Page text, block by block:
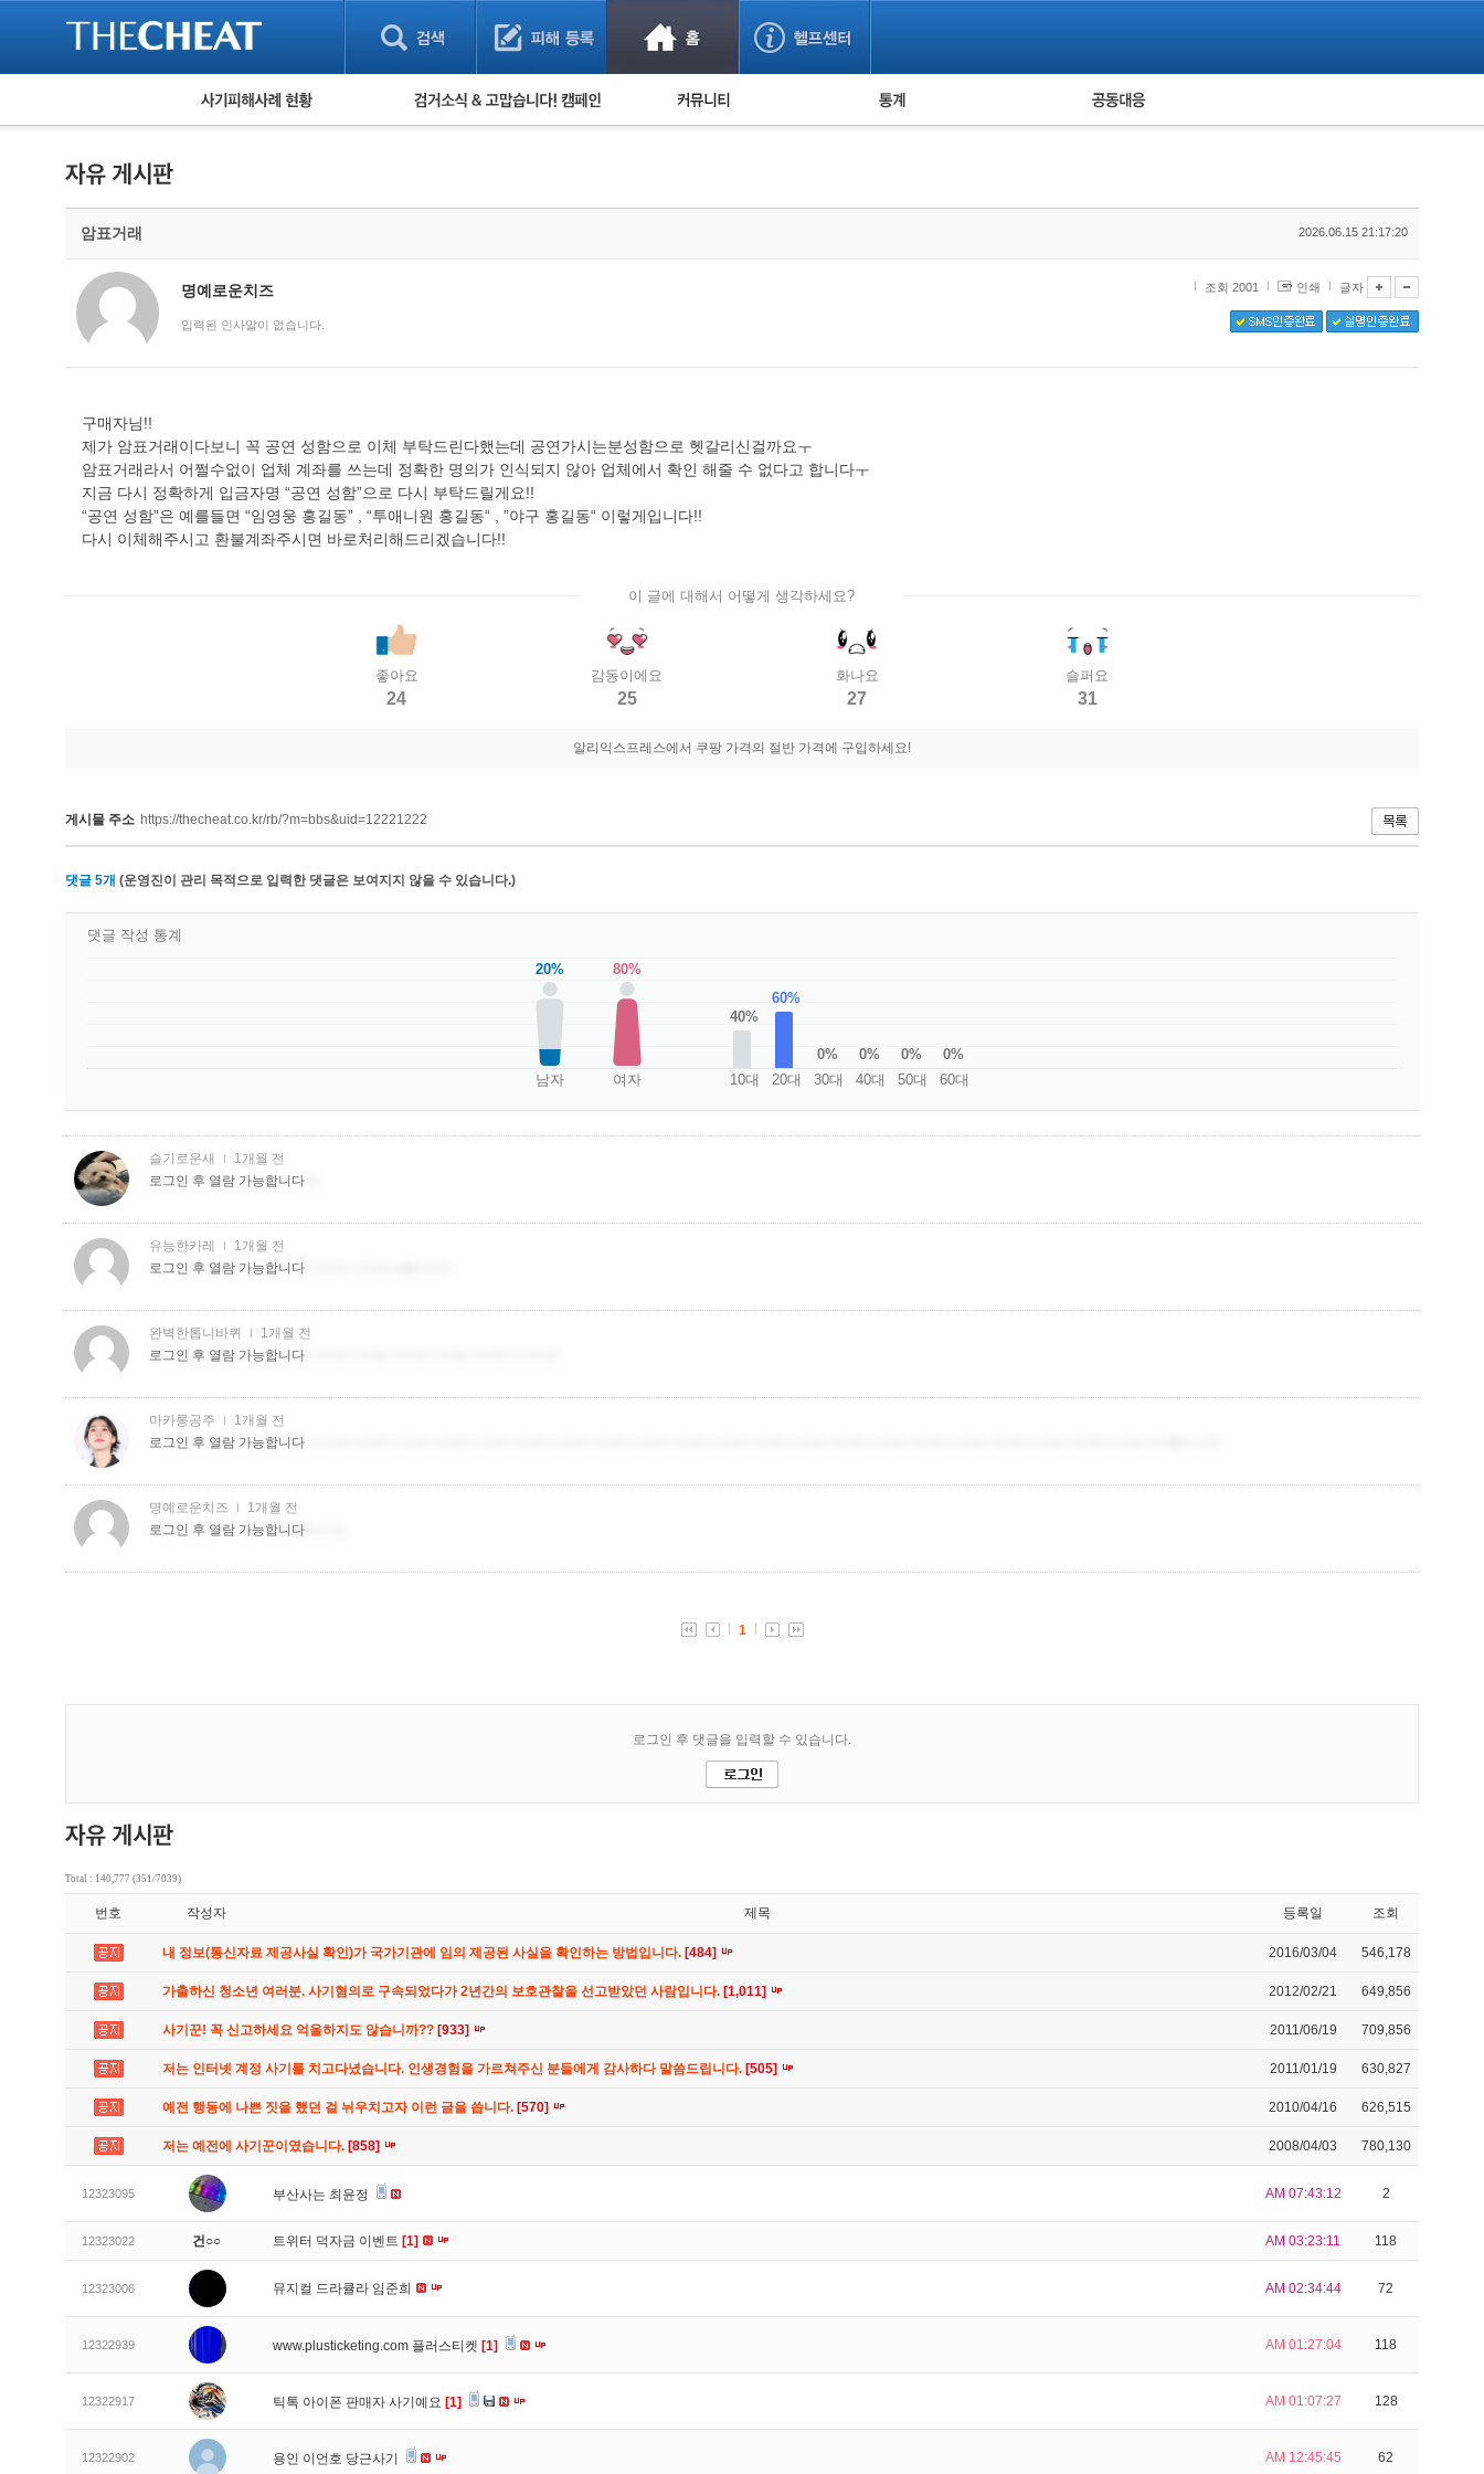
피해사례 현황
유해사이트 목록
비공개 피해사례
검거 소식 사기 예방했어요! 누적 피해사례 통계 피해자 공동대응
암표거래 2026.06.15 21:17:20
명예로운치즈
입력된 인사말이 없습니다.
조회 2001 인쇄 글자
구매자님!!
제가 암표거래이다보니 꼭 공연 성함으로 이체 부탁드린다했는데 공연가시는분성함으로 헷갈리신걸까요ㅜ
암표거래라서 어쩔수없이 업체 계좌를 쓰는데 정확한 명의가 인식되지 않아 업체에서 확인 해줄 수 없다고 합니다ㅜ
지금 다시 정확하게 입금자명 “공연 성함”으로 다시 부탁드릴게요!!
“공연 성함”은 예를들면 “임영웅 홍길동” , “투애니원 홍길동“ , ”야구 홍길동“ 이렇게입니다!!
다시 이체해주시고 환불계좌주시면 바로처리해드리겠습니다!!
이 글에 대해서 어떻게 생각하세요?
좋아요
24
감동이에요
25
화나요
27
슬퍼요
31
알리익스프레스에서 쿠팡 가격의 절반 가격에 구입하세요!
게시물 주소 https://thecheat.co.kr/rb/?m=bbs&uid=12221222
댓글 5개 (운영진이 관리 목적으로 입력한 댓글은 보여지지 않을 수 있습니다.)
20%
남자
80%
여자
40%
10대
60%
20대
0%
30대
0%
40대
0%
50대
0%
60대
댓글 작성 통계
Total : 140,777 (351/7039)
번호 작성자 제목 등록일 조회
내 정보(통신자료 제공사실 확인)가 국가기관에 임의 제공된 사실을 확인하는 방법입니다. [484] 2016/03/04 546,178
가출하신 청소년 여러분. 사기혐의로 구속되었다가 2년간의 보호관찰을 선고받았던 사람입니다. [1,011] 2012/02/21 649,856
사기꾼! 꼭 신고하세요 억울하지도 않습니까?? [933] 2011/06/19 709,856
저는 인터넷 계정 사기를 치고다녔습니다. 인생경험을 가르쳐주신 분들에게 감사하다 말씀드립니다. [505] 2011/01/19 630,827
예전 행동에 나쁜 짓을 했던 걸 뉘우치고자 이런 글을 씁니다. [570] 2010/04/16 626,515
저는 예전에 사기꾼이였습니다. [858] 2008/04/03 780,130
12323095 부산사는 최윤정 AM 07:43:12 2
12323022 건○○ 트위터 덕자금 이벤트 [1] AM 03:23:11 118
12323006 뮤지컬 드라큘라 임준희 AM 02:34:44 72
12322939 www.plusticketing.com 플러스티켓 [1] AM 01:27:04 118
12322917 틱톡 아이폰 판매자 사기예요 [1] AM 01:07:27 128
12322902 용인 이언호 당근사기 AM 12:45:45 62